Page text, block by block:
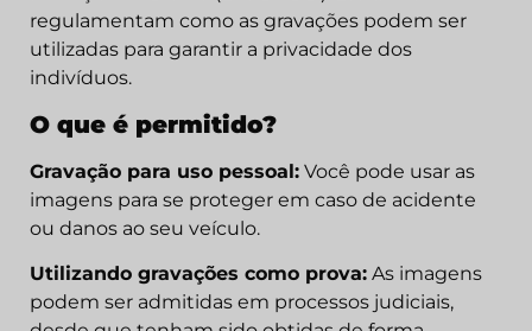
regulamentam como as gravações podem ser
utilizadas para garantir a privacidade dos
indivíduos.
O que é permitido?
Gravação para uso pessoal: Você pode usar as
imagens para se proteger em caso de acidente
ou danos ao seu veículo.
Utilizando gravações como prova: As imagens
podem ser admitidas em processos judiciais,